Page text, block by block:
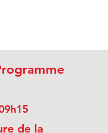
de la